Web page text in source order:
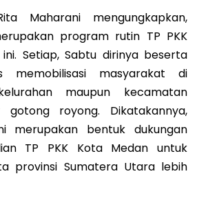
Maharani mengungkapkan,
program rutin TP PKK
Setiap, Sabtu dirinya beserta
memobilisasi masyarakat di
maupun kecamatan
gotong royong. Dikatakannya,
merupakan bentuk dukungan
TP PKK Kota Medan untuk
provinsi Sumatera Utara lebih